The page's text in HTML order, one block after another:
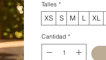
Talles *
XS S M L XL
Cantidad *